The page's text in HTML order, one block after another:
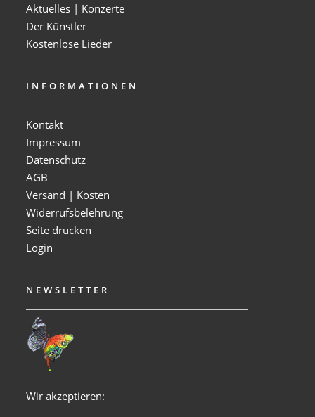
Aktuelles | Konzerte
Der Künstler
Kostenlose Lieder
INFORMATIONEN
Kontakt
Impressum
Datenschutz
AGB
Versand | Kosten
Widerrufsbelehrung
Seite drucken
Login
NEWSLETTER
Wir akzeptieren: